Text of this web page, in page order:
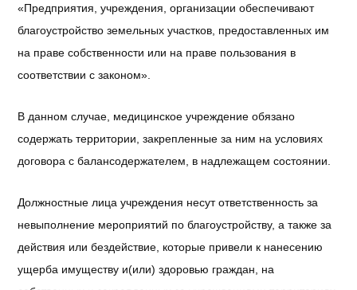
«Предприятия, учреждения, организации обеспечивают
благоустройство земельных участков, предоставленных им
на праве собственности или на праве пользования в
соответствии с законом».
В данном случае, медицинское учреждение обязано
содержать территории, закрепленные за ним на условиях
договора с балансодержателем, в надлежащем состоянии.
Должностные лица учреждения несут ответственность за
невыполнение мероприятий по благоустройству, а также за
действия или бездействие, которые привели к нанесению
ущерба имуществу и(или) здоровью граждан, на